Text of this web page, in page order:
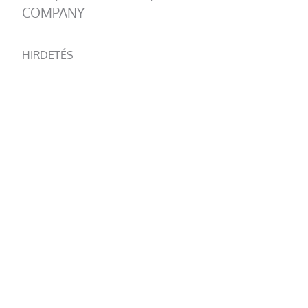
COMPANY
HIRDETÉS